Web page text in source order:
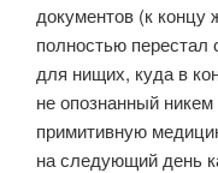
документов (к концу
полностью
для нищих, куда в
не опознанный
примитивную
на следующий день